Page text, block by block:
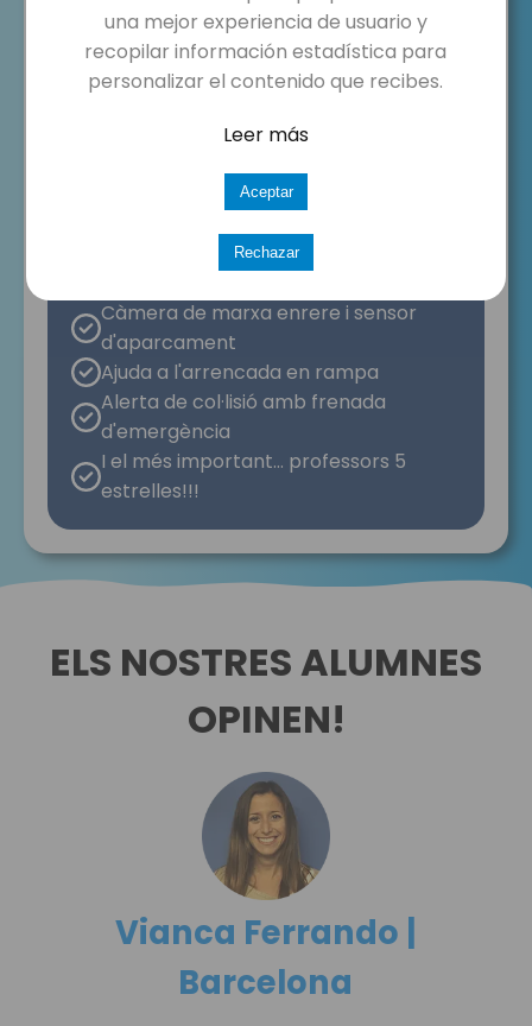
una mejor experiencia de usuario y
recopilar información estadística para
personalizar el contenido que recibes.
Leer más
Aceptar
Rechazar
OPEL CORSA
Motor dièsel que facilita
Càmera de marxa enrere i sensor
d'aparcament
Ajuda a l'arrencada en rampa
Alerta de col·lisió amb frenada
d'emergència
I el més important… professors 5
estrelles!!!
ELS NOSTRES ALUMNES
OPINEN!
Vianca Ferrando |
Barcelona